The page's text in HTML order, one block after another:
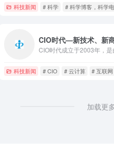
Web安全，移动安全，系统安全，工控
科技新闻 # 科学 # 科学博客，科学
CIO时代—新技术、新
科技新闻 # CIO # 云计算 # 互联网
加载更多